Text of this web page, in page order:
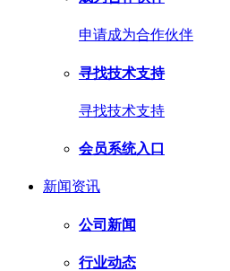
申请成为合作伙伴
寻找技术支持
寻找技术支持
会员系统入口
新闻资讯
公司新闻
行业动态